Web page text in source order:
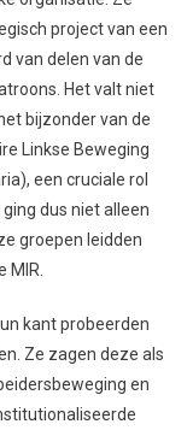
project van een
van delen van de
Het valt niet
bijzonder van de
Linkse Beweging
een cruciale rol
dus niet alleen
groepen leidden
MIR.
kant probeerden
Ze zagen deze als
en